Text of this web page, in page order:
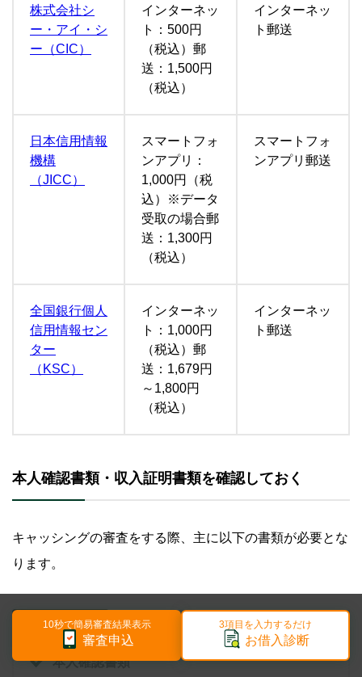
株式会社シ
ー・アイ・シ
ー（CIC）
インターネッ
ト：500円
（税込）郵
送：1,500円
（税込）
インターネッ
ト郵送
日本信用情報
機構
（JICC）
スマートフォ
ンアプリ：
1,000円（税
込）※データ
受取の場合郵
送：1,300円
（税込）
スマートフォ
ンアプリ郵送
全国銀行個人
信用情報セン
ター
（KSC）
インターネッ
ト：1,000円
（税込）郵
送：1,679円
～1,800円
（税込）
インターネッ
ト郵送
本人確認書類・収入証明書類を確認しておく
キャッシングの審査をする際、主に以下の書類が必要とな
ります。
必要書類の例
本人確認書類
審査申込
10秒で簡易審査結果表示
お借入診断
3項目を入力するだけ